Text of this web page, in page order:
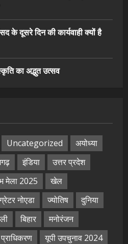
दूसरे दिन की कार्यवाही क्यों है
का अद्भुत उत्सव
Uncategorized
अयोध्या
इंडिया
उत्तर प्रदेश
मेला 2025
खेल
ग्रेटर नोएडा ज्योतिष
दुनिया
बिहार
मनोरंजन
यूपी उपचुनाव 2024